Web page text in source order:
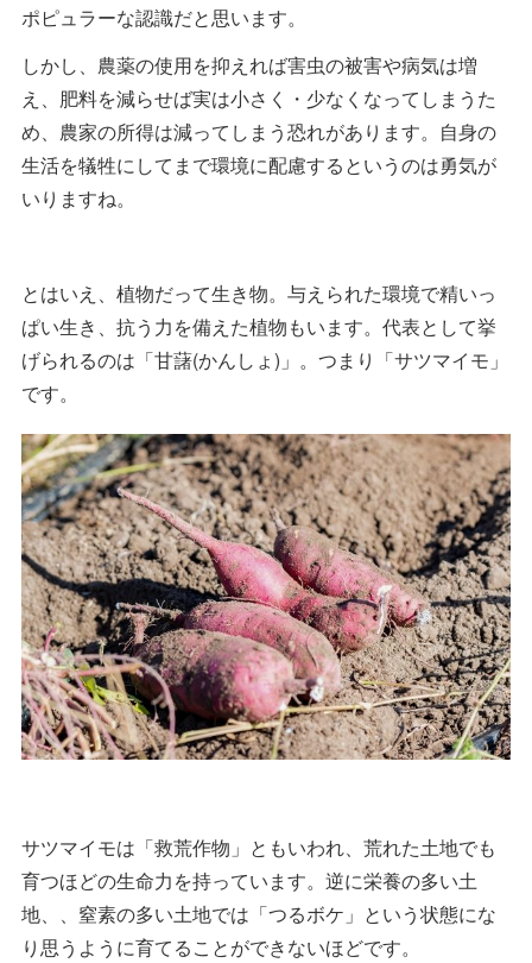
ポピュラーな認識だと思います。
しかし、農薬の使用を抑えれば害虫の被害や病気は増
え、肥料を減らせば実は小さく・少なくなってしまうた
め、農家の所得は減ってしまう恐れがあります。自身の
生活を犠牲にしてまで環境に配慮するというのは勇気が
いりますね。
とはいえ、植物だって生き物。与えられた環境で精いっ
ぱい生き、抗う力を備えた植物もいます。代表として挙
げられるのは「甘藷(かんしょ)」。つまり「サツマイモ」
です。
サツマイモは「救荒作物」ともいわれ、荒れた土地でも
育つほどの生命力を持っています。逆に栄養の多い土
地、、窒素の多い土地では「つるボケ」という状態にな
り思うように育てることができないほどです。